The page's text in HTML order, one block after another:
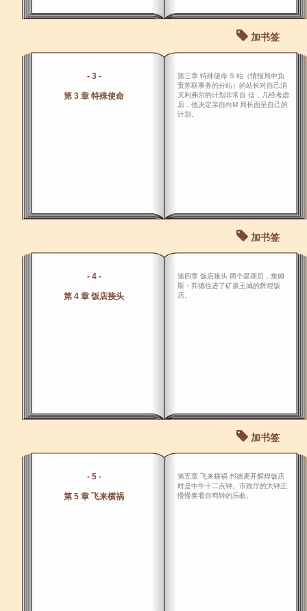
加书签
- 3 -
第 3 章 特殊使命
第三章 特殊使命 S 站（情报局中负
责苏联事务的分站）的站长对自己消
灭利弗尔的计划非常自 信，几经考虑
后，他决定亲自向M 局长面呈自己的
计划。
加书签
- 4 -
第 4 章 饭店接头
第四章 饭店接头 两个星期后，詹姆
斯・邦德住进了矿泉王城的辉煌饭
店。
加书签
- 5 -
第 5 章 飞来横祸
第五章 飞来横祸 邦德离开辉煌饭店
时是中午十二点钟。市政厅的大钟正
慢慢奏着自鸣钟的乐曲。